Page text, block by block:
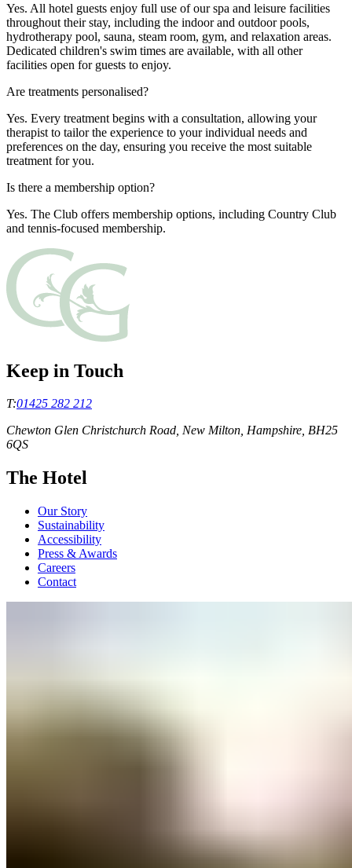
Yes. All hotel guests enjoy full use of our spa and leisure facilities
throughout their stay, including the indoor and outdoor pools,
hydrotherapy pool, sauna, steam room, gym, and relaxation areas.
Dedicated children's swim times are available, with all other
facilities open for guests to enjoy.​​​​‌ ‍ ​‍​‍‌‍ ‌ ​‍‌‍‍‌‌‍‌ ‌‍‍‌‌‍ ‍​‍​‍​ ‍‍​‍​‍‌ ​ ‌‍​‌‌‍ ‍‌‍‍‌‌ ‌​‌ ‍‌​‍ ‍‌‍‍‌‌‍ ​‍​‍​‍ ​​‍​‍‌‍‍​‌ ​‍‌‍‌‌‌‍‌‍​‍​‍​ ‍‍​‍​‍‌‍‍​‌ ‌​‌ ‌​‌ ​​‌ ​ ​ ‍‍​‍ ​‍ ‌‍ ​​‍ ‌‌‍​‌‌‍ ‍‌‍‌​​‍ ‌‌ ​‍​‍ ‌‌‍‍​‌‍ ‌ ‌​‌‍‌‌‌‍ ​‌ ​ ​‍ ‌‌ ​ ‌ ‌​‌ ‌‌‌‍‌​‌‍‍‌‌‍ ​‍ ‍‌ ‌‍‌‍‌‌‌ ​‍‌‍​ ‌‍‌‌‌‍ ​​‍ ‍‌‍​‌‌ ​​‌ ​​​‍ ‌‍‍‌‌‍ ‍‌ ‌​‌‍‌‌‌‍ ‍‌ ‌​​‍ ‌‍‌‌‌‍‌​‌‍‍‌‌ ‌​​‍ ‌‍ ‌‌‍ ‌‍‌​‌‍‌‌​ ‌‌ ​​‌ ​‍‌‍‌‌‌ ​ ‌‍‌‌‌‍ ‍‌ ‌​‌‍​‌‌ ‌​‌‍‍‌‌‍ ‌‍ ‍​ ‍ ‌‍‍‌‌‍‌​​ ‌‌‍​‍​ ​‌‌‍‌​‌‍​‍​ ​​​ ‌‌​ ‍‌​ ​ ​‍ ‌‌‍‌‍‌‍‌‌​ ‌​​ ​​​‍ ‌​ ‌​​ ‌‍‌‍‌​​ ‌‌​‍ ‌‌‍​‌‌‍‌​‌‍​‌‌‍‌‍​‍ ‌​ ‌‌​ ​‌​ ‌‍‌‍​ ​ ‍‌​ ‌​​ ‌ ​ ​​​ ​​​ ​​​ ‌ ​ ​‌​ ‍ ‌ ‌​‌ ‍‌‌ ​​‌‍‌‌​ ‌‌‍‍​‌‍ ‌ ‌​‌‍‌‌‌‍ ​‌​‌‍‌‍​‌‌ ​‌​ ‍ ‌ ​​‌‍​‌‌ ‌​‌‍‍​​ ‌‌‍​‌‌‍ ‍‌ ​ ‌ ‌ ‌‍‌‌‌ ​‍​‍‌‌​ ‌‌‌​​‍‌‌ ‌‍‍ ‌‍‌‌‌ ‍‌​‍‌‌​ ​ ‌​‌​​‍‌‌​ ​ ‌​‌​​‍‌‌​ ​‍​ ​‍​ ‌‌​ ‌‍​ ‌‌​ ‍‌‌‍​ ‌‍​‍‌‍‌‍​ ‌‌​ ‌‌​ ‌‍​ ‍​​ ​‌​‍‌‌​ ​‍​ ​‍​‍‌‌​ ‌‌‌​‌​​‍ ‍‌‍​ ‌‍‍​‌‍‍‌‌‍ ​‌‍‌​‌ ​‍‌‍‌‌‌‍ ‍​‍‌‌​ ‌‌‌​​‍‌‌ ‌‍‍ ‌‍‌‌‌ ‍‌​‍‌‌​ ​ ‌​‌​​‍‌‌​ ​ ‌​‌​​‍‌‌​ ​‍​ ​‍​ ​‌​ ‍‌‌‍‌‍‌‍‌‌‌‍‌​​ ‌‍​ ​‍​ ​‍​ ‌‍‌‍‌‌‌‍​‍​ ​​​‍‌‌​ ​‍​ ​‍​‍‌‌​ ‌‌‌​‌​​‍ ‍‌ ‌​‌‍‌‌‌ ‍​‌ ‌​​ ‌‍​‍‌‍​‌‌ ​ ‌‍‌‌‌‌‌‌‌ ​‍‌‍ ​​ ‌‌‍‍​‌ ‌​‌ ‌​‌ ​​‌ ​ ​‍‌‌​ ​ ‌​​‌​‍‌‌​ ​‍‌​‌‍​‍‌‌​ ​‍‌​‌‍‌‍ ​​‍ ‌‌‍​‌‌‍ ‍‌‍‌​​‍ ‌‌ ​‍​‍ ‌‌‍‍​‌‍ ‌ ‌​‌‍‌‌‌‍ ​‌ ​ ​‍ ‌‌ ​ ‌ ‌​‌ ‌‌‌‍‌​‌‍‍‌‌‍ ​‍ ‍‌ ‌‍‌‍‌‌‌ ​‍‌‍​ ‌‍‌‌‌‍ ​​‍ ‍‌‍​‌‌ ​​‌ ​​​‍‌‍‌‍‍‌‌‍‌​​ ‌‌‍​‍​ ​‌‌‍‌​‌‍​‍​ ​​​ ‌‌​ ‍‌​ ​ ​‍ ‌‌‍‌‍‌‍‌‌​ ‌​​ ​​​‍ ‌​ ‌​​ ‌‍‌‍‌​​ ‌‌​‍ ‌‌‍​‌‌‍‌​‌‍​‌‌‍‌‍​‍ ‌​ ‌‌​ ​‌​ ‌‍‌‍​ ​ ‍‌​ ‌​​ ‌ ​ ​​​ ​​​ ​​​ ‌ ​ ​‌​‍‌‍‌ ‌​‌ ‍‌‌ ​​‌‍‌‌​ ‌‌‍‍​‌‍ ‌ ‌​‌‍‌‌‌‍ ​‌​‌‍‌‍​‌‌ ​‌​‍‌‍‌ ​​‌‍​‌‌ ‌​‌‍‍​​ ‌‌‍​‌‌‍ ‍‌ ​ ‌ ‌ ‌‍‌‌‌ ​‍​‍‌‌​ ‌‌‌​​‍‌‌ ‌‍‍ ‌‍‌‌‌ ‍‌​‍‌‌​ ​ ‌​‌​​‍‌‌​ ​ ‌​‌​​‍‌‌​ ​‍​ ​‍​ ‌‌​ ‌‍​ ‌‌​ ‍‌‌‍​ ‌‍​‍‌‍‌‍​ ‌‌​ ‌‌​ ‌‍​ ‍​​ ​‌​‍‌‌​ ​‍​ ​‍​‍‌‌​ ‌‌‌​‌​​‍ ‍‌‍​ ‌‍‍​‌‍‍‌‌‍ ​‌‍‌​‌ ​‍‌‍‌‌‌‍ ‍​‍‌‌​ ‌‌‌​​‍‌‌ ‌‍‍ ‌‍‌‌‌ ‍‌​‍‌‌​ ​ ‌​‌​​‍‌‌​ ​ ‌​‌​​‍‌‌​ ​‍​ ​‍​ ​‌​ ‍‌‌‍‌‍‌‍‌‌‌‍‌​​ ‌‍​ ​‍​ ​‍​ ‌‍‌‍‌‌‌‍​‍​ ​​​‍‌‌​ ​‍​ ​‍​‍‌‌​ ‌‌‌​‌​​‍ ‍‌ ‌​‌‍‌‌‌ ‍​‌ ‌​​‍‌‍‌ ​​‌‍‌‌‌ ​‍‌ ​ ‌ ​​‌‍‌‌‌‍​ ‌ ‌​‌‍‍‌‌ ‌‍‌‍‌‌​ ‌‌ ​​‌ ‌‌‌‍​‍‌‍ ​‌‍‍‌‌ ​ ‌‍‍​‌‍‌‌‌‍‌​​‍​‍‌ ‌
Are treatments personalised?​​​​‌ ‍ ​‍​‍‌‍ ‌ ​‍‌‍‍‌‌‍‌ ‌‍‍‌‌‍ ‍​‍​‍​ ‍‍​‍​‍‌ ​ ‌‍​‌‌‍ ‍‌‍‍‌‌ ‌​‌ ‍‌​‍ ‍‌‍‍‌‌‍ ​‍​‍​‍ ​​‍​‍‌‍‍​‌ ​‍‌‍‌‌‌‍‌‍​‍​‍​ ‍‍​‍​‍‌‍‍​‌ ‌​‌ ‌​‌ ​​‌ ​ ​ ‍‍​‍ ​‍ ‌‍ ​​‍ ‌‌‍​‌‌‍ ‍‌‍‌​​‍ ‌‌ ​‍​‍ ‌‌‍‍​‌‍ ‌ ‌​‌‍‌‌‌‍ ​‌ ​ ​‍ ‌‌ ​ ‌ ‌​‌ ‌‌‌‍‌​‌‍‍‌‌‍ ​‍ ‍‌ ‌‍‌‍‌‌‌ ​‍‌‍​ ‌‍‌‌‌‍ ​​‍ ‍‌‍​‌‌ ​​‌ ​​​‍ ‌‍‍‌‌‍ ‍‌ ‌​‌‍‌‌‌‍ ‍‌ ‌​​‍ ‌‍‌‌‌‍‌​‌‍‍‌‌ ‌​​‍ ‌‍ ‌‌‍ ‌‍‌​‌‍‌‌​ ‌‌ ​​‌ ​‍‌‍‌‌‌ ​ ‌‍‌‌‌‍ ‍‌ ‌​‌‍​‌‌ ‌​‌‍‍‌‌‍ ‌‍ ‍​ ‍ ‌‍‍‌‌‍‌​​ ‌​ ​​‌‍‌‌‌‍‌‍​ ‌​‌‍‌‍​ ​‍​ ‌‍‌‍‌‍​‍ ‌​ ​​​ ​‍​ ​‍​ ‌‍​‍ ‌​ ‌​​ ‌ ​ ‌​​ ‌‌​‍ ‌​ ‍‌‌‍​ ​ ​‍​ ‌ ​‍ ‌​ ‌‍‌‍‌​​ ‌‌‌‍‌‌​ ‍​‌‍​ ​ ‌‌‌‍​‍​ ‍​​ ‍‌​ ​ ‌‍​ ​ ‍ ‌ ‌​‌ ‍‌‌ ​​‌‍‌‌​ ‌‌‍‍​‌‍ ‌ ‌​‌‍‌‌‌‍ ​‌​‌‍‌‍​‌‌ ​‌​ ‍ ‌ ​​‌‍​‌‌ ‌​‌‍‍​​ ‌‌ ​‌‌ ‌‌‌‍‌‌‌ ​ ‌ ‌​‌‍‍‌‌‍ ‌‍ ‍​ ‌‍​‍‌‍​‌‌ ​ ‌‍‌‌‌‌‌‌‌ ​‍‌‍ ​​ ‌‌‍‍​‌ ‌​‌ ‌​‌ ​​‌ ​ ​‍‌‌​ ​ ‌​​‌​‍‌‌​ ​‍‌​‌‍​‍‌‌​ ​‍‌​‌‍‌‍ ​​‍ ‌‌‍​‌‌‍ ‍‌‍‌​​‍ ‌‌ ​‍​‍ ‌‌‍‍​‌‍ ‌ ‌​‌‍‌‌‌‍ ​‌ ​ ​‍ ‌‌ ​ ‌ ‌​‌ ‌‌‌‍‌​‌‍‍‌‌‍ ​‍ ‍‌ ‌‍‌‍‌‌‌ ​‍‌‍​ ‌‍‌‌‌‍ ​​‍ ‍‌‍​‌‌ ​​‌ ​​​‍‌‍‌‍‍‌‌‍‌​​ ‌​ ​​‌‍‌‌‌‍‌‍​ ‌​‌‍‌‍​ ​‍​ ‌‍‌‍‌‍​‍ ‌​ ​​​ ​‍​ ​‍​ ‌‍​‍ ‌​ ‌​​ ‌ ​ ‌​​ ‌‌​‍ ‌​ ‍‌‌‍​ ​ ​‍​ ‌ ​‍ ‌​ ‌‍‌‍‌​​ ‌‌‌‍‌‌​ ‍​‌‍​ ​ ‌‌‌‍​‍​ ‍​​ ‍‌​ ​ ‌‍​ ​‍‌‍‌ ‌​‌ ‍‌‌ ​​‌‍‌‌​ ‌‌‍‍​‌‍ ‌ ‌​‌‍‌‌‌‍ ​‌​‌‍‌‍​‌‌ ​‌​‍‌‍‌ ​​‌‍​‌‌ ‌​‌‍‍​​ ‌‌ ​‌‌ ‌‌‌‍‌‌‌ ​ ‌ ‌​‌‍‍‌‌‍ ‌‍ ‍​‍‌‍‌ ​​‌‍‌‌‌ ​‍‌ ​ ‌ ​​‌‍‌‌‌‍​ ‌ ‌​‌‍‍‌‌ ‌‍‌‍‌‌​ ‌‌ ​​‌ ‌‌‌‍​‍‌‍ ​‌‍‍‌‌ ​ ‌‍‍​‌‍‌‌‌‍‌​​‍​‍‌ ‌
Yes. Every treatment begins with a consultation, allowing your
therapist to tailor the experience to your individual needs and
preferences on the day, ensuring you receive the most suitable
treatment for you.​​​​‌ ‍ ​‍​‍‌‍ ‌ ​‍‌‍‍‌‌‍‌ ‌‍‍‌‌‍ ‍​‍​‍​ ‍‍​‍​‍‌ ​ ‌‍​‌‌‍ ‍‌‍‍‌‌ ‌​‌ ‍‌​‍ ‍‌‍‍‌‌‍ ​‍​‍​‍ ​​‍​‍‌‍‍​‌ ​‍‌‍‌‌‌‍‌‍​‍​‍​ ‍‍​‍​‍‌‍‍​‌ ‌​‌ ‌​‌ ​​‌ ​ ​ ‍‍​‍ ​‍ ‌‍ ​​‍ ‌‌‍​‌‌‍ ‍‌‍‌​​‍ ‌‌ ​‍​‍ ‌‌‍‍​‌‍ ‌ ‌​‌‍‌‌‌‍ ​‌ ​ ​‍ ‌‌ ​ ‌ ‌​‌ ‌‌‌‍‌​‌‍‍‌‌‍ ​‍ ‍‌ ‌‍‌‍‌‌‌ ​‍‌‍​ ‌‍‌‌‌‍ ​​‍ ‍‌‍​‌‌ ​​‌ ​​​‍ ‌‍‍‌‌‍ ‍‌ ‌​‌‍‌‌‌‍ ‍‌ ‌​​‍ ‌‍‌‌‌‍‌​‌‍‍‌‌ ‌​​‍ ‌‍ ‌‌‍ ‌‍‌​‌‍‌‌​ ‌‌ ​​‌ ​‍‌‍‌‌‌ ​ ‌‍‌‌‌‍ ‍‌ ‌​‌‍​‌‌ ‌​‌‍‍‌‌‍ ‌‍ ‍​ ‍ ‌‍‍‌‌‍‌​​ ‌​ ​​‌‍‌‌‌‍‌‍​ ‌​‌‍‌‍​ ​‍​ ‌‍‌‍‌‍​‍ ‌​ ​​​ ​‍​ ​‍​ ‌‍​‍ ‌​ ‌​​ ‌ ​ ‌​​ ‌‌​‍ ‌​ ‍‌‌‍​ ​ ​‍​ ‌ ​‍ ‌​ ‌‍‌‍‌​​ ‌‌‌‍‌‌​ ‍​‌‍​ ​ ‌‌‌‍​‍​ ‍​​ ‍‌​ ​ ‌‍​ ​ ‍ ‌ ‌​‌ ‍‌‌ ​​‌‍‌‌​ ‌‌‍‍​‌‍ ‌ ‌​‌‍‌‌‌‍ ​‌​‌‍‌‍​‌‌ ​‌​ ‍ ‌ ​​‌‍​‌‌ ‌​‌‍‍​​ ‌‌‍​‌‌‍ ‍‌ ​ ‌ ‌ ‌‍‌‌‌ ​‍​‍‌‌​ ‌‌‌​​‍‌‌ ‌‍‍ ‌‍‌‌‌ ‍‌​‍‌‌​ ​ ‌​‌​​‍‌‌​ ​ ‌​‌​​‍‌‌​ ​‍​ ​‍‌‍​‍​ ​‌​ ​​‌‍​ ‌‍‌‍‌‍​‍‌‍‌‍​ ​​‌‍‌‌‌‍​ ‌‍‌‌​ ​ ​‍‌‌​ ​‍​ ​‍​‍‌‌​ ‌‌‌​‌​​‍ ‍‌‍​ ‌‍‍​‌‍‍‌‌‍ ​‌‍‌​‌ ​‍‌‍‌‌‌‍ ‍​‍‌‌​ ‌‌‌​​‍‌‌ ‌‍‍ ‌‍‌‌‌ ‍‌​‍‌‌​ ​ ‌​‌​​‍‌‌​ ​ ‌​‌​​‍‌‌​ ​‍​ ​‍‌‍​‍​ ‍​‌‍‌‌‌‍‌​​ ‌‌​ ​​​ ‌ ‌‍​ ​ ‌​‌‍‌‌​ ​​‌‍‌​​‍‌‌​ ​‍​ ​‍​‍‌‌​ ‌‌‌​‌​​‍ ‍‌ ‌​‌‍‌‌‌ ‍​‌ ‌​​ ‌‍​‍‌‍​‌‌ ​ ‌‍‌‌‌‌‌‌‌ ​‍‌‍ ​​ ‌‌‍‍​‌ ‌​‌ ‌​‌ ​​‌ ​ ​‍‌‌​ ​ ‌​​‌​‍‌‌​ ​‍‌​‌‍​‍‌‌​ ​‍‌​‌‍‌‍ ​​‍ ‌‌‍​‌‌‍ ‍‌‍‌​​‍ ‌‌ ​‍​‍ ‌‌‍‍​‌‍ ‌ ‌​‌‍‌‌‌‍ ​‌ ​ ​‍ ‌‌ ​ ‌ ‌​‌ ‌‌‌‍‌​‌‍‍‌‌‍ ​‍ ‍‌ ‌‍‌‍‌‌‌ ​‍‌‍​ ‌‍‌‌‌‍ ​​‍ ‍‌‍​‌‌ ​​‌ ​​​‍‌‍‌‍‍‌‌‍‌​​ ‌​ ​​‌‍‌‌‌‍‌‍​ ‌​‌‍‌‍​ ​‍​ ‌‍‌‍‌‍​‍ ‌​ ​​​ ​‍​ ​‍​ ‌‍​‍ ‌​ ‌​​ ‌ ​ ‌​​ ‌‌​‍ ‌​ ‍‌‌‍​ ​ ​‍​ ‌ ​‍ ‌​ ‌‍‌‍‌​​ ‌‌‌‍‌‌​ ‍​‌‍​ ​ ‌‌‌‍​‍​ ‍​​ ‍‌​ ​ ‌‍​ ​‍‌‍‌ ‌​‌ ‍‌‌ ​​‌‍‌‌​ ‌‌‍‍​‌‍ ‌ ‌​‌‍‌‌‌‍ ​‌​‌‍‌‍​‌‌ ​‌​‍‌‍‌ ​​‌‍​‌‌ ‌​‌‍‍​​ ‌‌‍​‌‌‍ ‍‌ ​ ‌ ‌ ‌‍‌‌‌ ​‍​‍‌‌​ ‌‌‌​​‍‌‌ ‌‍‍ ‌‍‌‌‌ ‍‌​‍‌‌​ ​ ‌​‌​​‍‌‌​ ​ ‌​‌​​‍‌‌​ ​‍​ ​‍‌‍​‍​ ​‌​ ​​‌‍​ ‌‍‌‍‌‍​‍‌‍‌‍​ ​​‌‍‌‌‌‍​ ‌‍‌‌​ ​ ​‍‌‌​ ​‍​ ​‍​‍‌‌​ ‌‌‌​‌​​‍ ‍‌‍​ ‌‍‍​‌‍‍‌‌‍ ​‌‍‌​‌ ​‍‌‍‌‌‌‍ ‍​‍‌‌​ ‌‌‌​​‍‌‌ ‌‍‍ ‌‍‌‌‌ ‍‌​‍‌‌​ ​ ‌​‌​​‍‌‌​ ​ ‌​‌​​‍‌‌​ ​‍​ ​‍‌‍​‍​ ‍​‌‍‌‌‌‍‌​​ ‌‌​ ​​​ ‌ ‌‍​ ​ ‌​‌‍‌‌​ ​​‌‍‌​​‍‌‌​ ​‍​ ​‍​‍‌‌​ ‌‌‌​‌​​‍ ‍‌ ‌​‌‍‌‌‌ ‍​‌ ‌​​‍‌‍‌ ​​‌‍‌‌‌ ​‍‌ ​ ‌ ​​‌‍‌‌‌‍​ ‌ ‌​‌‍‍‌‌ ‌‍‌‍‌‌​ ‌‌ ​​‌ ‌‌‌‍​‍‌‍ ​‌‍‍‌‌ ​ ‌‍‍​‌‍‌‌‌‍‌​​‍​‍‌ ‌
Is there a membership option?​​​​‌ ‍ ​‍​‍‌‍ ‌ ​‍‌‍‍‌‌‍‌ ‌‍‍‌‌‍ ‍​‍​‍​ ‍‍​‍​‍‌ ​ ‌‍​‌‌‍ ‍‌‍‍‌‌ ‌​‌ ‍‌​‍ ‍‌‍‍‌‌‍ ​‍​‍​‍ ​​‍​‍‌‍‍​‌ ​‍‌‍‌‌‌‍‌‍​‍​‍​ ‍‍​‍​‍‌‍‍​‌ ‌​‌ ‌​‌ ​​‌ ​ ​ ‍‍​‍ ​‍ ‌‍ ​​‍ ‌‌‍​‌‌‍ ‍‌‍‌​​‍ ‌‌ ​‍​‍ ‌‌‍‍​‌‍ ‌ ‌​‌‍‌‌‌‍ ​‌ ​ ​‍ ‌‌ ​ ‌ ‌​‌ ‌‌‌‍‌​‌‍‍‌‌‍ ​‍ ‍‌ ‌‍‌‍‌‌‌ ​‍‌‍​ ‌‍‌‌‌‍ ​​‍ ‍‌‍​‌‌ ​​‌ ​​​‍ ‌‍‍‌‌‍ ‍‌ ‌​‌‍‌‌‌‍ ‍‌ ‌​​‍ ‌‍‌‌‌‍‌​‌‍‍‌‌ ‌​​‍ ‌‍ ‌‌‍ ‌‍‌​‌‍‌‌​ ‌‌ ​​‌ ​‍‌‍‌‌‌ ​ ‌‍‌‌‌‍ ‍‌ ‌​‌‍​‌‌ ‌​‌‍‍‌‌‍ ‌‍ ‍​ ‍ ‌‍‍‌‌‍‌​​ ‌​ ‌‍‌‍​‌​ ​‌‌‍​ ​ ‌​‌‍‌‌​ ​​​ ​‍​‍ ‌​ ​‌‌‍​‌​ ​‍​ ‌​​‍ ‌​ ‌​​ ‌‌‌‍‌‌‌‍​‍​‍ ‌‌‍​‍‌‍‌​​ ​‌​ ‍​​‍ ‌​ ‍‌‌‍​‍​ ​​‌‍‌‌​ ​‌‌‍​‌‌‍‌‍‌‍‌​​ ‌‌‌‍‌‍​ ‍‌​ ​‍​ ‍ ‌ ‌​‌ ‍‌‌ ​​‌‍‌‌​ ‌‌‍‍​‌‍ ‌ ‌​‌‍‌‌‌‍ ​‌​‌‍‌‍​‌‌ ​‌​ ‍ ‌ ​​‌‍​‌‌ ‌​‌‍‍​​ ‌‌ ​‌‌ ‌‌‌‍‌‌‌ ​ ‌ ‌​‌‍‍‌‌‍ ‌‍ ‍​ ‌‍​‍‌‍​‌‌ ​ ‌‍‌‌‌‌‌‌‌ ​‍‌‍ ​​ ‌‌‍‍​‌ ‌​‌ ‌​‌ ​​‌ ​ ​‍‌‌​ ​ ‌​​‌​‍‌‌​ ​‍‌​‌‍​‍‌‌​ ​‍‌​‌‍‌‍ ​​‍ ‌‌‍​‌‌‍ ‍‌‍‌​​‍ ‌‌ ​‍​‍ ‌‌‍‍​‌‍ ‌ ‌​‌‍‌‌‌‍ ​‌ ​ ​‍ ‌‌ ​ ‌ ‌​‌ ‌‌‌‍‌​‌‍‍‌‌‍ ​‍ ‍‌ ‌‍‌‍‌‌‌ ​‍‌‍​ ‌‍‌‌‌‍ ​​‍ ‍‌‍​‌‌ ​​‌ ​​​‍‌‍‌‍‍‌‌‍‌​​ ‌​ ‌‍‌‍​‌​ ​‌‌‍​ ​ ‌​‌‍‌‌​ ​​​ ​‍​‍ ‌​ ​‌‌‍​‌​ ​‍​ ‌​​‍ ‌​ ‌​​ ‌‌‌‍‌‌‌‍​‍​‍ ‌‌‍​‍‌‍‌​​ ​‌​ ‍​​‍ ‌​ ‍‌‌‍​‍​ ​​‌‍‌‌​ ​‌‌‍​‌‌‍‌‍‌‍‌​​ ‌‌‌‍‌‍​ ‍‌​ ​‍​‍‌‍‌ ‌​‌ ‍‌‌ ​​‌‍‌‌​ ‌‌‍‍​‌‍ ‌ ‌​‌‍‌‌‌‍ ​‌​‌‍‌‍​‌‌ ​‌​‍‌‍‌ ​​‌‍​‌‌ ‌​‌‍‍​​ ‌‌ ​‌‌ ‌‌‌‍‌‌‌ ​ ‌ ‌​‌‍‍‌‌‍ ‌‍ ‍​‍‌‍‌ ​​‌‍‌‌‌ ​‍‌ ​ ‌ ​​‌‍‌‌‌‍​ ‌ ‌​‌‍‍‌‌ ‌‍‌‍‌‌​ ‌‌ ​​‌ ‌‌‌‍​‍‌‍ ​‌‍‍‌‌ ​ ‌‍‍​‌‍‌‌‌‍‌​​‍​‍‌ ‌
Yes. The Club offers membership options, including Country Club
and tennis-focused membership.​​​​‌ ‍ ​‍​‍‌‍ ‌ ​‍‌‍‍‌‌‍‌ ‌‍‍‌‌‍ ‍​‍​‍​ ‍‍​‍​‍‌ ​ ‌‍​‌‌‍ ‍‌‍‍‌‌ ‌​‌ ‍‌​‍ ‍‌‍‍‌‌‍ ​‍​‍​‍ ​​‍​‍‌‍‍​‌ ​‍‌‍‌‌‌‍‌‍​‍​‍​ ‍‍​‍​‍‌‍‍​‌ ‌​‌ ‌​‌ ​​‌ ​ ​ ‍‍​‍ ​‍ ‌‍ ​​‍ ‌‌‍​‌‌‍ ‍‌‍‌​​‍ ‌‌ ​‍​‍ ‌‌‍‍​‌‍ ‌ ‌​‌‍‌‌‌‍ ​‌ ​ ​‍ ‌‌ ​ ‌ ‌​‌ ‌‌‌‍‌​‌‍‍‌‌‍ ​‍ ‍‌ ‌‍‌‍‌‌‌ ​‍‌‍​ ‌‍‌‌‌‍ ​​‍ ‍‌‍​‌‌ ​​‌ ​​​‍ ‌‍‍‌‌‍ ‍‌ ‌​‌‍‌‌‌‍ ‍‌ ‌​​‍ ‌‍‌‌‌‍‌​‌‍‍‌‌ ‌​​‍ ‌‍ ‌‌‍ ‌‍‌​‌‍‌‌​ ‌‌ ​​‌ ​‍‌‍‌‌‌ ​ ‌‍‌‌‌‍ ‍‌ ‌​‌‍​‌‌ ‌​‌‍‍‌‌‍ ‌‍ ‍​ ‍ ‌‍‍‌‌‍‌​​ ‌​ ‌‍‌‍​‌​ ​‌‌‍​ ​ ‌​‌‍‌‌​ ​​​ ​‍​‍ ‌​ ​‌‌‍​‌​ ​‍​ ‌​​‍ ‌​ ‌​​ ‌‌‌‍‌‌‌‍​‍​‍ ‌‌‍​‍‌‍‌​​ ​‌​ ‍​​‍ ‌​ ‍‌‌‍​‍​ ​​‌‍‌‌​ ​‌‌‍​‌‌‍‌‍‌‍‌​​ ‌‌‌‍‌‍​ ‍‌​ ​‍​ ‍ ‌ ‌​‌ ‍‌‌ ​​‌‍‌‌​ ‌‌‍‍​‌‍ ‌ ‌​‌‍‌‌‌‍ ​‌​‌‍‌‍​‌‌ ​‌​ ‍ ‌ ​​‌‍​‌‌ ‌​‌‍‍​​ ‌‌‍​‌‌‍ ‍‌ ​ ‌ ‌ ‌‍‌‌‌ ​‍​‍‌‌​ ‌‌‌​​‍‌‌ ‌‍‍ ‌‍‌‌‌ ‍‌​‍‌‌​ ​ ‌​‌​​‍‌‌​ ​ ‌​‌​​‍‌‌​ ​‍​ ​‍‌‍‌​​ ‌​​ ‌‍​ ‍​‌‍‌​‌‍​‌​ ​‌‌‍‌​‌‍​ ​ ​‌​ ​‌​ ‌ ​‍‌‌​ ​‍​ ​‍​‍‌‌​ ‌‌‌​‌​​‍ ‍‌‍​ ‌‍‍​‌‍‍‌‌‍ ​‌‍‌​‌ ​‍‌‍‌‌‌‍ ‍​‍‌‌​ ‌‌‌​​‍‌‌ ‌‍‍ ‌‍‌‌‌ ‍‌​‍‌‌​ ​ ‌​‌​​‍‌‌​ ​ ‌​‌​​‍‌‌​ ​‍​ ​‍​ ​​​ ‍​​ ‌ ​ ‌‍‌‍​‌​ ‌​​ ​​‌‍‌​​ ‌​​ ‌‍‌‍‌​‌‍‌​​‍‌‌​ ​‍​ ​‍​‍‌‌​ ‌‌‌​‌​​‍ ‍‌ ‌​‌‍‌‌‌ ‍​‌ ‌​​ ‌‍​‍‌‍​‌‌ ​ ‌‍‌‌‌‌‌‌‌ ​‍‌‍ ​​ ‌‌‍‍​‌ ‌​‌ ‌​‌ ​​‌ ​ ​‍‌‌​ ​ ‌​​‌​‍‌‌​ ​‍‌​‌‍​‍‌‌​ ​‍‌​‌‍‌‍ ​​‍ ‌‌‍​‌‌‍ ‍‌‍‌​​‍ ‌‌ ​‍​‍ ‌‌‍‍​‌‍ ‌ ‌​‌‍‌‌‌‍ ​‌ ​ ​‍ ‌‌ ​ ‌ ‌​‌ ‌‌‌‍‌​‌‍‍‌‌‍ ​‍ ‍‌ ‌‍‌‍‌‌‌ ​‍‌‍​ ‌‍‌‌‌‍ ​​‍ ‍‌‍​‌‌ ​​‌ ​​​‍‌‍‌‍‍‌‌‍‌​​ ‌​ ‌‍‌‍​‌​ ​‌‌‍​ ​ ‌​‌‍‌‌​ ​​​ ​‍​‍ ‌​ ​‌‌‍​‌​ ​‍​ ‌​​‍ ‌​ ‌​​ ‌‌‌‍‌‌‌‍​‍​‍ ‌‌‍​‍‌‍‌​​ ​‌​ ‍​​‍ ‌​ ‍‌‌‍​‍​ ​​‌‍‌‌​ ​‌‌‍​‌‌‍‌‍‌‍‌​​ ‌‌‌‍‌‍​ ‍‌​ ​‍​‍‌‍‌ ‌​‌ ‍‌‌ ​​‌‍‌‌​ ‌‌‍‍​‌‍ ‌ ‌​‌‍‌‌‌‍ ​‌​‌‍‌‍​‌‌ ​‌​‍‌‍‌ ​​‌‍​‌‌ ‌​‌‍‍​​ ‌‌‍​‌‌‍ ‍‌ ​ ‌ ‌ ‌‍‌‌‌ ​‍​‍‌‌​ ‌‌‌​​‍‌‌ ‌‍‍ ‌‍‌‌‌ ‍‌​‍‌‌​ ​ ‌​‌​​‍‌‌​ ​ ‌​‌​​‍‌‌​ ​‍​ ​‍‌‍‌​​ ‌​​ ‌‍​ ‍​‌‍‌​‌‍​‌​ ​‌‌‍‌​‌‍​ ​ ​‌​ ​‌​ ‌ ​‍‌‌​ ​‍​ ​‍​‍‌‌​ ‌‌‌​‌​​‍ ‍‌‍​ ‌‍‍​‌‍‍‌‌‍ ​‌‍‌​‌ ​‍‌‍‌‌‌‍ ‍​‍‌‌​ ‌‌‌​​‍‌‌ ‌‍‍ ‌‍‌‌‌ ‍‌​‍‌‌​ ​ ‌​‌​​‍‌‌​ ​ ‌​‌​​‍‌‌​ ​‍​ ​‍​ ​​​ ‍​​ ‌ ​ ‌‍‌‍​‌​ ‌​​ ​​‌‍‌​​ ‌​​ ‌‍‌‍‌​‌‍‌​​‍‌‌​ ​‍​ ​‍​‍‌‌​ ‌‌‌​‌​​‍ ‍‌ ‌​‌‍‌‌‌ ‍​‌ ‌​​‍‌‍‌ ​​‌‍‌‌‌ ​‍‌ ​ ‌ ​​‌‍‌‌‌‍​ ‌ ‌​‌‍‍‌‌ ‌‍‌‍‌‌​ ‌‌ ​​‌ ‌‌‌‍​‍‌‍ ​‌‍‍‌‌ ​ ‌‍‍​‌‍‌‌‌‍‌​​‍​‍‌ ‌
Keep in Touch
T:01425 282 212
Chewton Glen Christchurch Road, New Milton, Hampshire, BH25
6QS
The Hotel
Our Story
Sustainability
Accessibility
Press & Awards
Careers
Contact